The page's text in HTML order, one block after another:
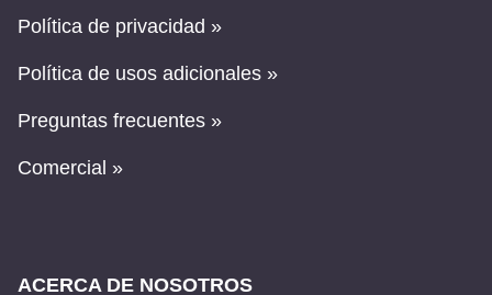
Política de privacidad »
Política de usos adicionales »
Preguntas frecuentes »
Comercial »
ACERCA DE NOSOTROS